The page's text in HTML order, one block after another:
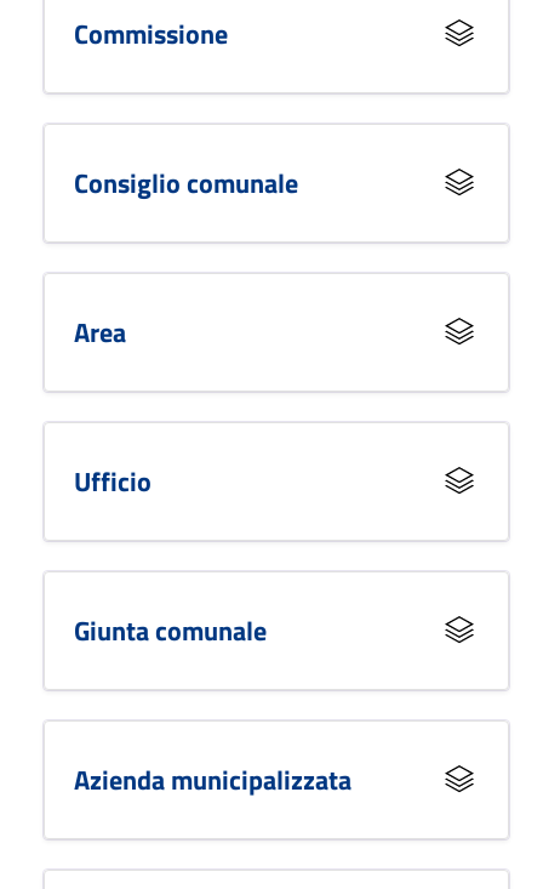
Commissione
Consiglio comunale
Area
Ufficio
Giunta comunale
Azienda municipalizzata